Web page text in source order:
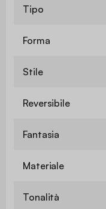
Tipo
Forma
Stile
Reversibile
Fantasia
Materiale
Tonalità